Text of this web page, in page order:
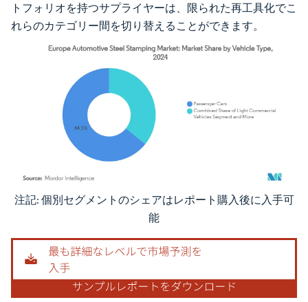
トフォリオを持つサプライヤーは、限られた再工具化でこ
れらのカテゴリー間を切り替えることができます。
画像 © Mordor Intelligence。再利用にはCC BY 4.0の表示が必要です。
注記: 個別セグメントのシェアはレポート購入後に入手可
能